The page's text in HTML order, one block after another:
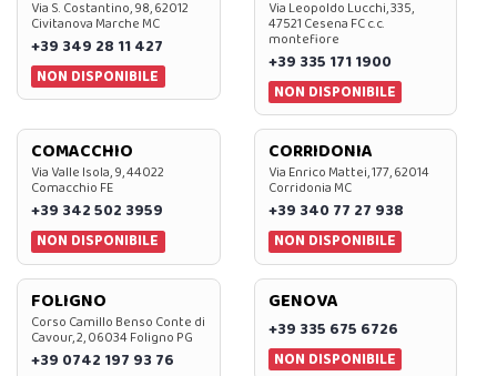
Via S. Costantino, 98, 62012
Civitanova Marche MC
+39 349 28 11 427
NON DISPONIBILE
Via Leopoldo Lucchi, 335,
47521 Cesena FC c.c.
montefiore
+39 335 171 1900
NON DISPONIBILE
COMACCHIO
Via Valle Isola, 9, 44022
Comacchio FE
+39 342 502 3959
NON DISPONIBILE
CORRIDONIA
Via Enrico Mattei, 177, 62014
Corridonia MC
+39 340 77 27 938
NON DISPONIBILE
FOLIGNO
Corso Camillo Benso Conte di
Cavour, 2, 06034 Foligno PG
+39 0742 197 93 76
GENOVA
+39 335 675 6726
NON DISPONIBILE